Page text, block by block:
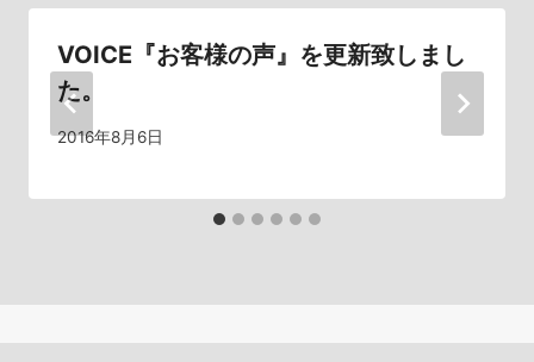
シ
ョ
VOICE『お客様の声』を更新致しまし
た。
2016年8月6日